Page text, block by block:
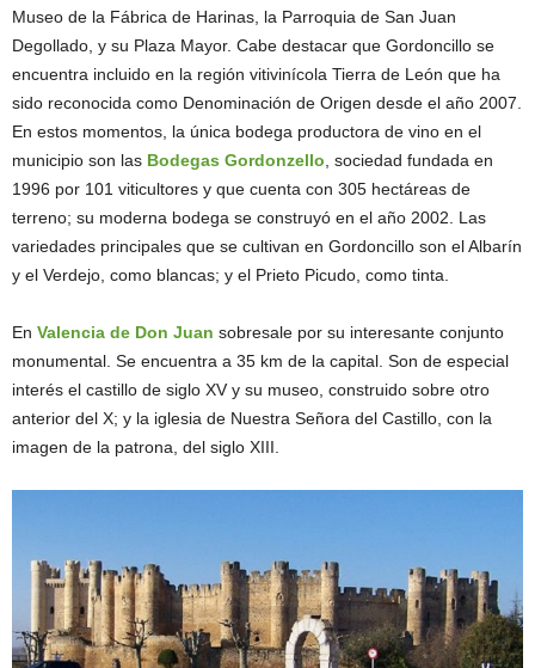
Museo de la Fábrica de Harinas, la Parroquia de San Juan
Degollado, y su Plaza Mayor. Cabe destacar que Gordoncillo se
encuentra incluido en la región vitivinícola Tierra de León que ha
sido reconocida como Denominación de Origen desde el año 2007.
En estos momentos, la única bodega productora de vino en el
municipio son las Bodegas Gordonzello , sociedad fundada en
1996 por 101 viticultores y que cuenta con 305 hectáreas de
terreno; su moderna bodega se construyó en el año 2002. Las
variedades principales que se cultivan en Gordoncillo son el Albarín
y el Verdejo, como blancas; y el Prieto Picudo, como tinta.
En Valencia de Don Juan sobresale por su interesante conjunto
monumental. Se encuentra a 35 km de la capital. Son de especial
interés el castillo de siglo XV y su museo, construido sobre otro
anterior del X; y la iglesia de Nuestra Señora del Castillo, con la
imagen de la patrona, del siglo XIII.